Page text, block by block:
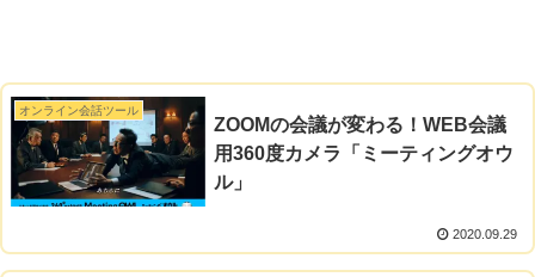
オンライン会話ツール
ZOOMの会議が変わる！WEB会議
用360度カメラ「ミーティングオウ
ル」
2020.09.29